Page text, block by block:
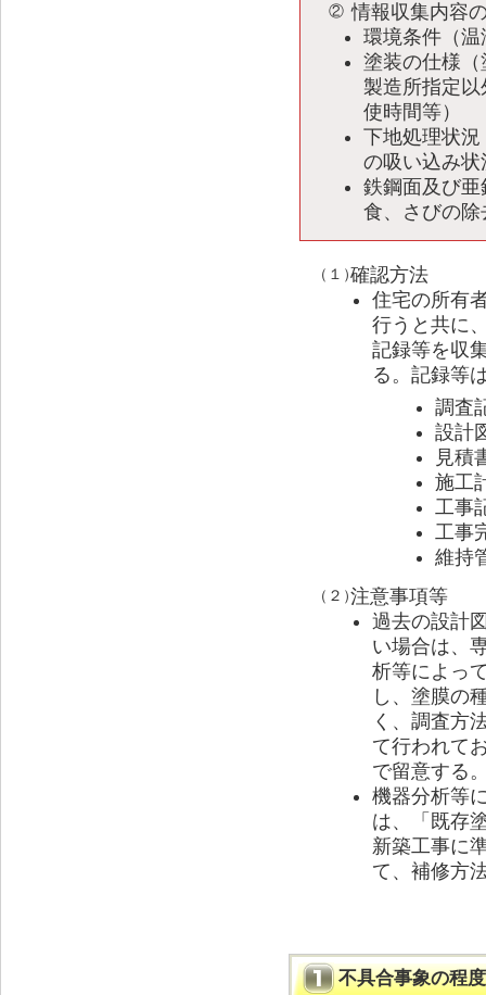
② 情報収集内容
環境条件（
塗装の仕様
製造所指定
使時間等）
下地処理状
の吸い込み状
鉄鋼面及び
食、さびの
（１）確認方法
住宅の所有
行うと共に
記録等を収
る。記録等
調査
設計
見積
施工
工事
工事
維
（２）注意事項等
過去の設計
い場合は、
析等によっ
し、塗膜の
く、調査方
て行われて
で留意する
機器分析等
は、「既存
新築工事に
て、補修方
不具合事象の程